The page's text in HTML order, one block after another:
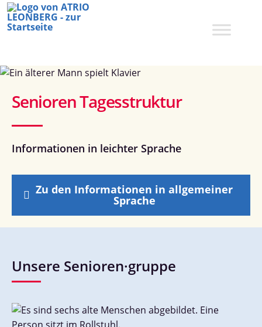
Zum
Senioren Tages­struktur
Informationen in leichter Sprache
Zu den Informationen in allgemeiner
Sprache
Unsere Senioren·gruppe